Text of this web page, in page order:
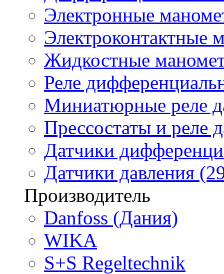
Электронные
Электроконтактные
Жидкостные
Реле
Миниатюрные реле
Прессостаты и реле
Датчики
Датчики давления
Производитель
Danfoss (Дания)
WIKA
S+S Regeltechnik